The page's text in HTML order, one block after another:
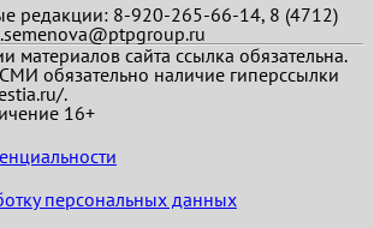
редакции: 8-920-265-66-14, 8 (4712)
материалов сайта ссылка обязательна.
обязательно наличие гиперссылки
.
16+
персональных данных